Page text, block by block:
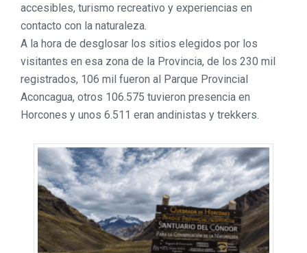
accesibles, turismo recreativo y experiencias en
contacto con la naturaleza.
A la hora de desglosar los sitios elegidos por los
visitantes en esa zona de la Provincia, de los 230 mil
registrados, 106 mil fueron al Parque Provincial
Aconcagua, otros 106.575 tuvieron presencia en
Horcones y unos 6.511 eran andinistas y trekkers.